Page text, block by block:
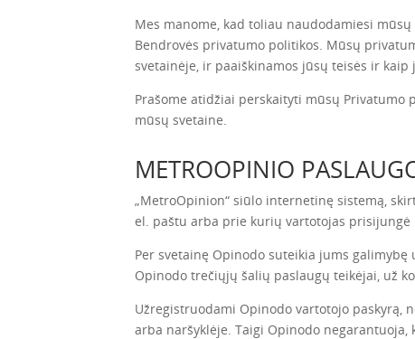
Mes manome, kad toliau naudodamiesi
Bendrovės privatumo politikos. Mūsų
svetainėje, ir paaiškinamos jūsų teisės ir kaip
Prašome atidžiai perskaityti mūsų Privatumo
mūsų svetaine.
METROOPINIO
„MetroOpinion“ siūlo internetinę sistemą,
el. paštu arba prie kurių vartotojas
Per svetainę Opinodo suteikia jums
Opinodo trečiųjų šalių paslaugų teikėjai, už
Užregistruodami Opinodo vartotojo paskyrą,
arba naršyklėje. Taigi Opinodo